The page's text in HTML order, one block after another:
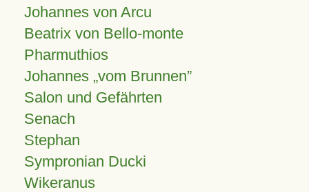
Johannes von Arcu
Beatrix von Bello-monte
Pharmuthios
Johannes vom Brunnen
Salon und Gefährten
Senach
Stephan
Sympronian Ducki
Wikeranus